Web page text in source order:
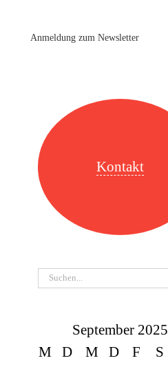
Anmeldung zum Newsletter
Kontakt
Suche
September 2025
M
D M D F S